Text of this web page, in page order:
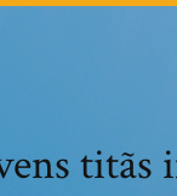
titãs